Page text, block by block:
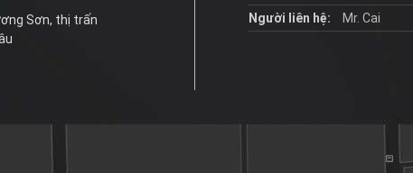
Sơn, thị trấn
Người liên hệ:
Mr. Cai